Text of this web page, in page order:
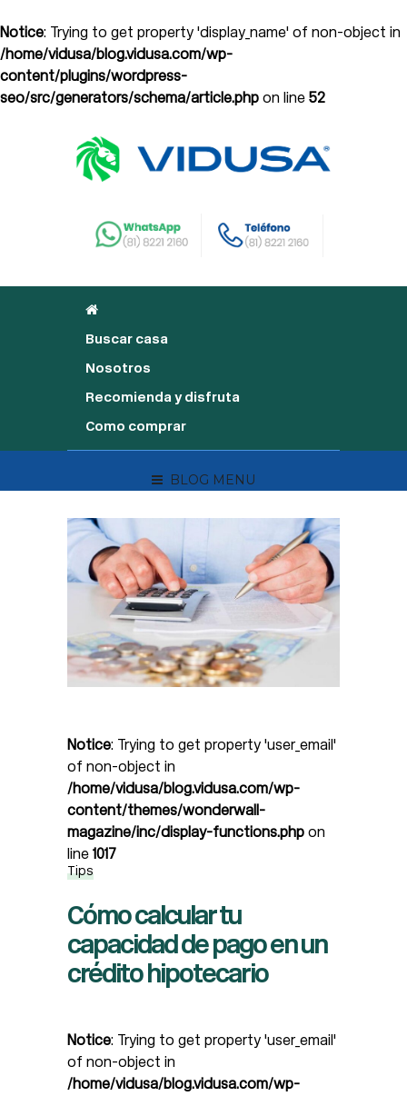
Notice: Trying to get property 'display_name' of non-object in
/home/vidusa/blog.vidusa.com/wp-
content/plugins/wordpress-
seo/src/generators/schema/article.php on line 52
Buscar casa
Nosotros
Recomienda y disfruta
Como comprar
BLOG MENU
Notice: Trying to get property 'user_email'
of non-object in
/home/vidusa/blog.vidusa.com/wp-
content/themes/wonderwall-
magazine/inc/display-functions.php on
line 1017
Tips
Cómo calcular tu
capacidad de pago en un
crédito hipotecario
Notice: Trying to get property 'user_email'
of non-object in
/home/vidusa/blog.vidusa.com/wp-